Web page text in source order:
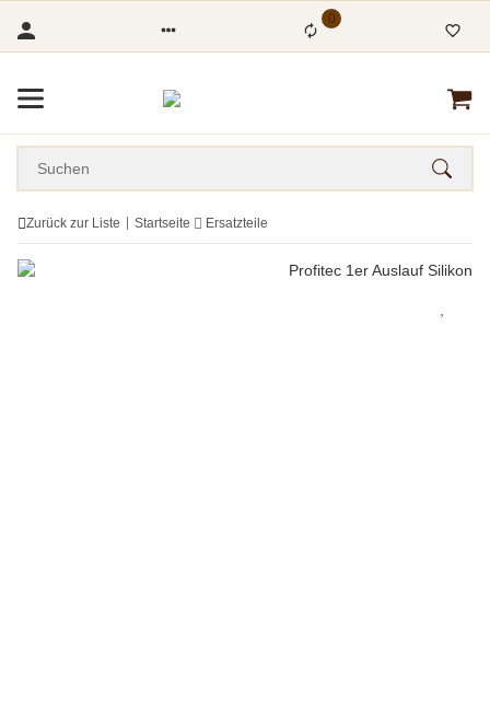
0
Zurück zur Liste Startseite Ersatzteile